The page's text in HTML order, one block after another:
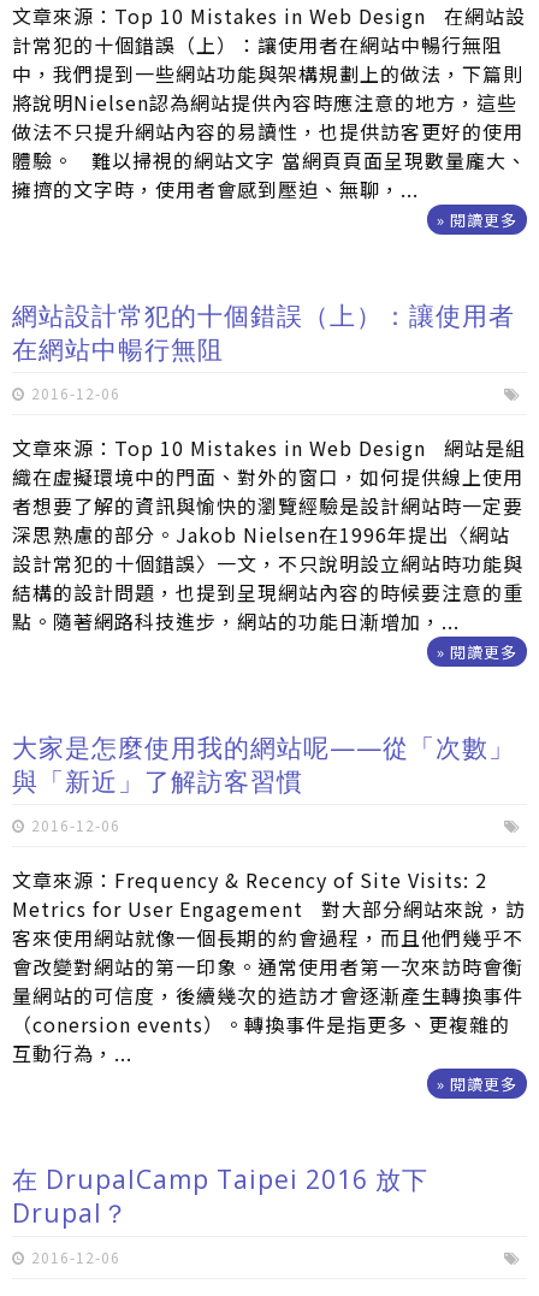
文章來源：Top 10 Mistakes in Web Design 在網站設
計常犯的十個錯誤（上）：讓使用者在網站中暢行無阻
中，我們提到一些網站功能與架構規劃上的做法，下篇則
將說明Nielsen認為網站提供內容時應注意的地方，這些
做法不只提升網站內容的易讀性，也提供訪客更好的使用
體驗。 難以掃視的網站文字 當網頁頁面呈現數量龐大、
擁擠的文字時，使用者會感到壓迫、無聊，...
» 閱讀更多
網站設計常犯的十個錯誤（上）：讓使用者
在網站中暢行無阻
2016-12-06
文章來源：Top 10 Mistakes in Web Design 網站是組
織在虛擬環境中的門面、對外的窗口，如何提供線上使用
者想要了解的資訊與愉快的瀏覽經驗是設計網站時一定要
深思熟慮的部分。Jakob Nielsen在1996年提出〈網站
設計常犯的十個錯誤〉一文，不只說明設立網站時功能與
結構的設計問題，也提到呈現網站內容的時候要注意的重
點。隨著網路科技進步，網站的功能日漸增加，...
» 閱讀更多
大家是怎麼使用我的網站呢——從「次數」
與「新近」了解訪客習慣
2016-12-06
文章來源：Frequency & Recency of Site Visits: 2
Metrics for User Engagement 對大部分網站來說，訪
客來使用網站就像一個長期的約會過程，而且他們幾乎不
會改變對網站的第一印象。通常使用者第一次來訪時會衡
量網站的可信度，後續幾次的造訪才會逐漸產生轉換事件
（conersion events）。轉換事件是指更多、更複雜的
互動行為，...
» 閱讀更多
在 DrupalCamp Taipei 2016 放下
Drupal？
2016-12-06